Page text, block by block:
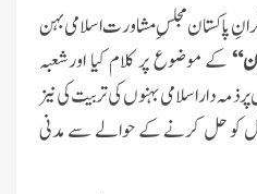
پاکستان مجلسِ مشاورت اسلامی بہن
کے موضوع پر کلام کیا اورشعبہ
ذمہ دار اسلامی بہنوں کی تربیت کی نیز
کو حل کرنے کے حوالے سے مدنی